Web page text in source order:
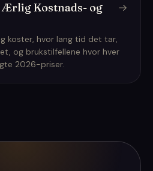
Ærlig Kostnads- og
koster, hvor lang tid det tar,
og brukstilfellene hvor hver
2026-priser.